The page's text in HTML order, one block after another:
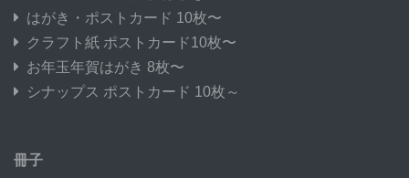
はがき・ポストカード 10枚〜
クラフト紙 ポストカード10枚〜
お年玉年賀はがき 8枚〜
シナップス ポストカード 10枚～
冊子